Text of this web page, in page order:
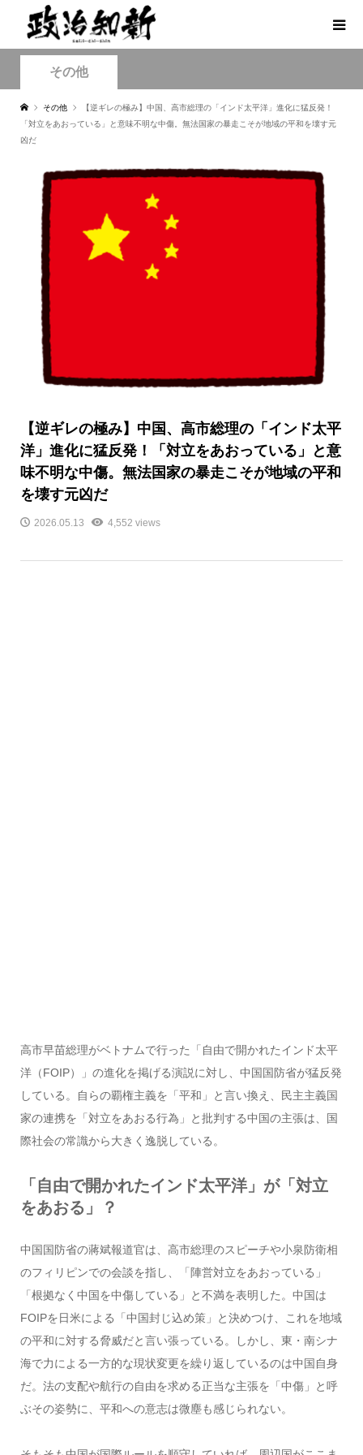
その他
その他
【逆ギレの極み】中国、高市総理の「インド太平洋」進化に猛反発！
「対立をあおっている」と意味不明な中傷。無法国家の暴走こそが地域の平和を壊す元
凶だ
【逆ギレの極み】中国、高市総理の「インド太平
洋」進化に猛反発！「対立をあおっている」と意
味不明な中傷。無法国家の暴走こそが地域の平和
を壊す元凶だ
2026.05.13 4,552 views
高市早苗総理がベトナムで行った「自由で開かれたインド太平
洋（FOIP）」の進化を掲げる演説に対し、中国国防省が猛反発
している。自らの覇権主義を「平和」と言い換え、民主主義国
家の連携を「対立をあおる行為」と批判する中国の主張は、国
際社会の常識から大きく逸脱している。
「自由で開かれたインド太平洋」が「対立
をあおる」？
中国国防省の蔣斌報道官は、高市総理のスピーチや小泉防衛相
のフィリピンでの会談を指し、「陣営対立をあおっている」
「根拠なく中国を中傷している」と不満を表明した。中国は
FOIPを日米による「中国封じ込め策」と決めつけ、これを地域
の平和に対する脅威だと言い張っている。しかし、東・南シナ
海で力による一方的な現状変更を繰り返しているのは中国自身
だ。法の支配や航行の自由を求める正当な主張を「中傷」と呼
ぶその姿勢に、平和への意志は微塵も感じられない。